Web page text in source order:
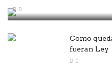
0
Como
fueran Ley
0